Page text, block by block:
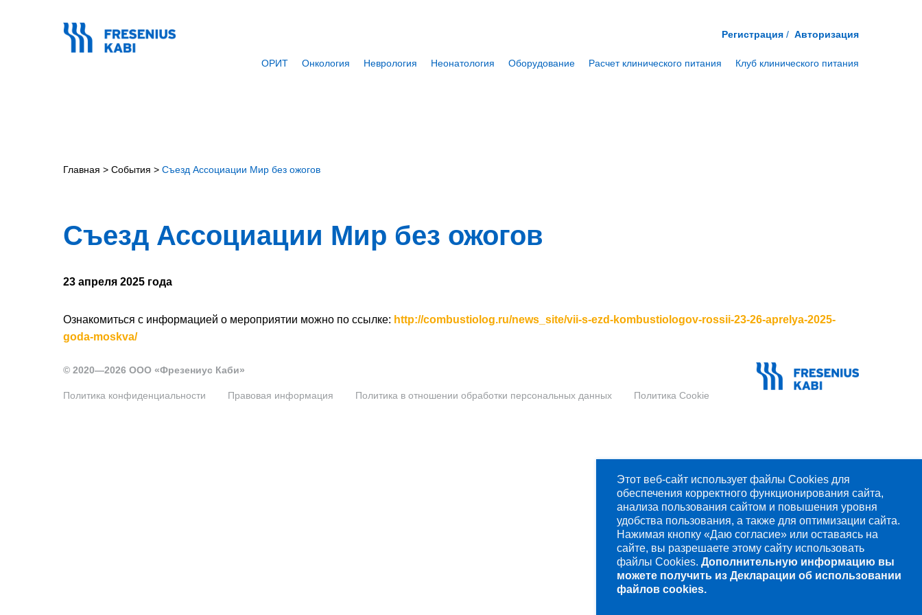
Регистрация / Авторизация
ОРИТ Онкология Неврология Неонатология Оборудование Расчет клинического питания Клуб клинического питания
Главная > События > Съезд Ассоциации Мир без ожогов
Съезд Ассоциации Мир без ожогов
23 апреля 2025 года
Ознакомиться с информацией о мероприятии можно по ссылке: http://combustiolog.ru/news_site/vii-s-ezd-kombustiologov-rossii-23-26-aprelya-2025-
goda-moskva/
© 2020—2026 ООО «Фрезениус Каби»
Политика конфиденциальности Правовая информация Политика в отношении обработки персональных данных Политика Cookie
Этот веб-сайт использует файлы Cookies для
обеспечения корректного функционирования сайта,
анализа пользования сайтом и повышения уровня
удобства пользования, а также для оптимизации сайта.
Нажимая кнопку «Даю согласие» или оставаясь на
сайте, вы разрешаете этому сайту использовать
файлы Cookies. Дополнительную информацию вы
можете получить из Декларации об использовании
файлов cookies.